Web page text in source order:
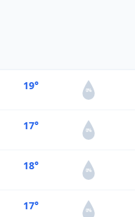
19° 0%
17° 0%
18° 0%
17° 0%